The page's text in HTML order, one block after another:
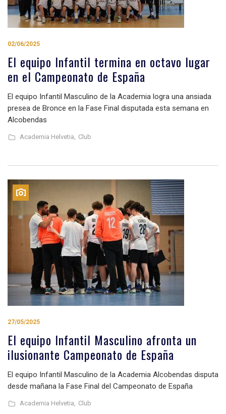
02/06/2025
El equipo Infantil termina en octavo lugar
en el Campeonato de España
El equipo Infantil Masculino de la Academia logra una ansiada
presea de Bronce en la Fase Final disputada esta semana en
Alcobendas
Academia Helvetia, Club
27/05/2025
El equipo Infantil Masculino afronta un
ilusionante Campeonato de España
El equipo Infantil Masculino de la Academia Alcobendas disputa
desde mañana la Fase Final del Campeonato de España
Academia Helvetia, Club